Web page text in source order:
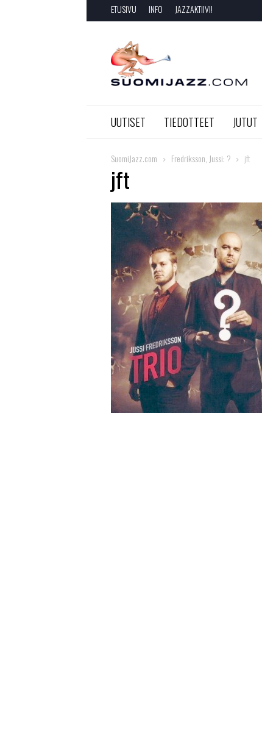
ETUSIVU INFO JAZZAKTIIVI!
SuomiJazz.com
UUTISET TIEDOTTEET JUTUT
SuomiJazz.com Fredriksson, Jussi: ? jft
jft